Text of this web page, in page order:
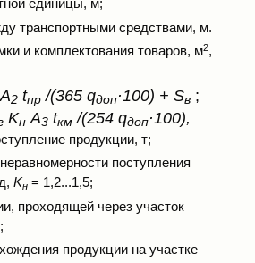
единицы, м;
транспортными средствами, м.
и комплектования товаров, м2,
2tпр/(365 qдоп·100) + Sв;
Kн A3 tкм /(254 qдоп·100),
продукции, т;
поступления
Kн = 1,2...1,5;
проходящей через участок
продукции на участке